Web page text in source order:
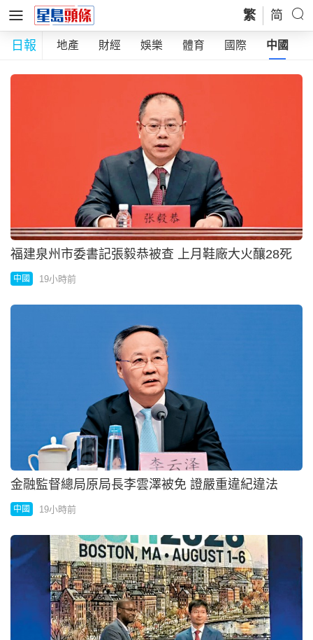
繁 简
日報
教育 地產 財經 娛樂 體育 國際 中國
福建泉州市委書記張毅恭被查 上月鞋廠大火釀28死
中國 19小時前
金融監督總局原局長李雲澤被免 證嚴重違紀違法
中國 19小時前